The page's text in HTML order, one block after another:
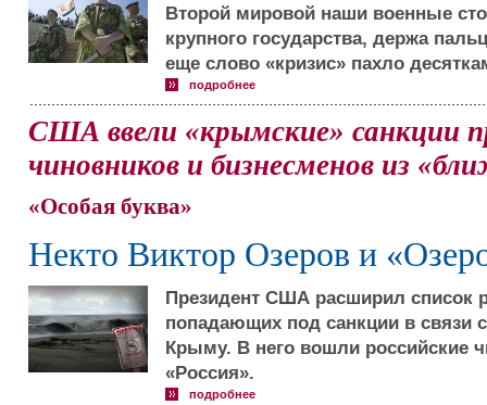
Второй мировой наши военные
крупного государства, держа
еще слово «кризис» пахло
подробнее
США ввели «крымские» санкции
чиновников и бизнесменов из
«Особая буква»
Некто Виктор Озеров и
Президент США расширил список
попадающих под санкции в связи
Крыму. В него вошли российские
«Россия».
подробнее